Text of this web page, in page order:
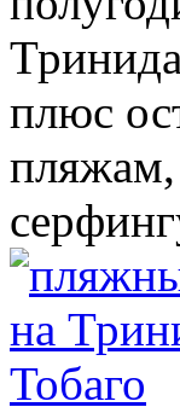
плюс
пляжам,